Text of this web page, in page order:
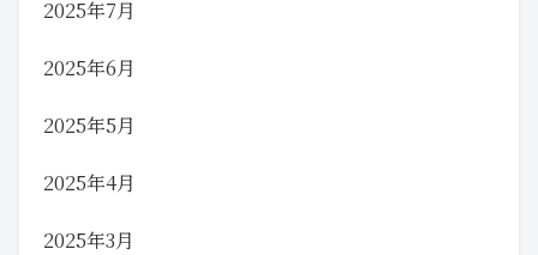
2025年7月
2025年6月
2025年5月
2025年4月
2025年3月